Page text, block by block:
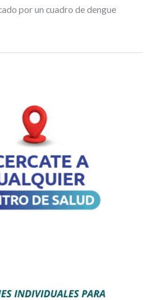
por un cuadro de dengue